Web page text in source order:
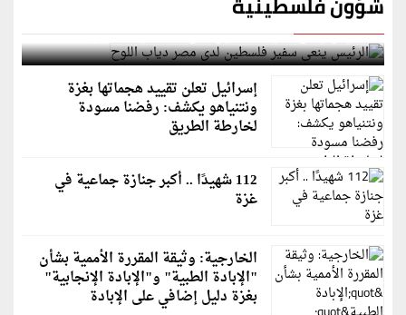
الرئيس ينعى سفير فلسطين لدى مصر دياب اللوح
إسرائيل تعلن تقييد هجماتها بغزة
ونتنياهو يكشف: رفضنا مسودة
لخارطة الطريق
112 شهيدًا .. أكبر جنازة جماعية في
غزة
الخارجية: وثيقة المقررة الأممية بشأن
"الإبادة الطبية" و"الإبادة الإنجابية"
بغزة دليل إضافي على الإبادة